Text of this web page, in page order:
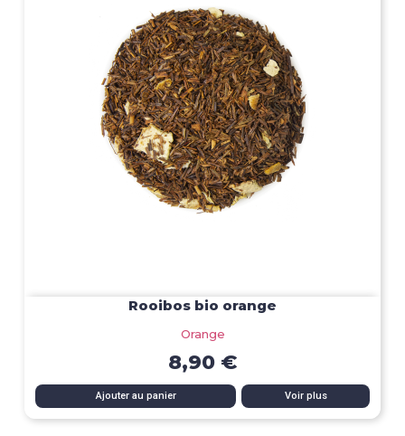
Rooibos bio orange
Orange
8,90 €
Ajouter au panier Voir plus